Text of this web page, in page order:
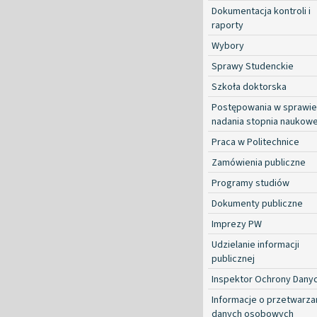
Dokumentacja kontroli i
raporty
Wybory
Sprawy Studenckie
Szkoła doktorska
Postępowania w sprawie
nadania stopnia
Praca w Politechnice
Zamówienia publiczne
Programy studiów
Dokumenty publiczne
Imprezy PW
Udzielanie informacji
publicznej
Inspektor Ochrony
Informacje o
danych osobowych